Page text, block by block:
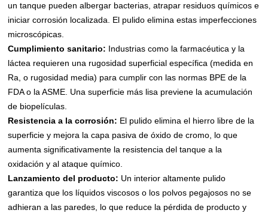
un tanque pueden albergar bacterias, atrapar residuos químicos e
iniciar corrosión localizada. El pulido elimina estas imperfecciones
microscópicas.
Cumplimiento sanitario: Industrias como la farmacéutica y la
láctea requieren una rugosidad superficial específica (medida en
Ra, o rugosidad media) para cumplir con las normas BPE de la
FDA o la ASME. Una superficie más lisa previene la acumulación
de biopelículas.
Resistencia a la corrosión: El pulido elimina el hierro libre de la
superficie y mejora la capa pasiva de óxido de cromo, lo que
aumenta significativamente la resistencia del tanque a la
oxidación y al ataque químico.
Lanzamiento del producto: Un interior altamente pulido
garantiza que los líquidos viscosos o los polvos pegajosos no se
adhieran a las paredes, lo que reduce la pérdida de producto y